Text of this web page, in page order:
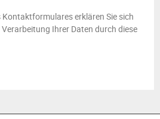
erklären Sie sich
Ihrer Daten durch diese